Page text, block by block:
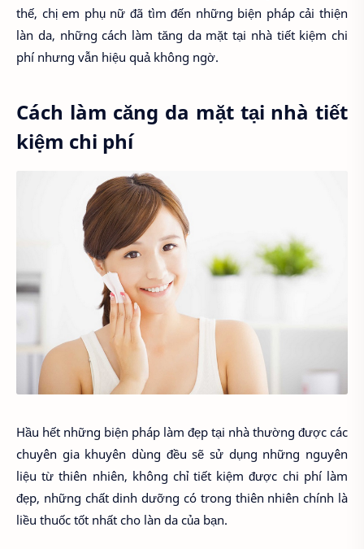
thế, chị em phụ nữ đã tìm đến những biện pháp cải thiện
làn da, những cách làm tăng da mặt tại nhà tiết kiệm chi
phí nhưng vẫn hiệu quả không ngờ.
Cách làm căng da mặt tại nhà tiết
kiệm chi phí
Hầu hết những biện pháp làm đẹp tại nhà thường được các
chuyên gia khuyên dùng đều sẽ sử dụng những nguyên
liệu từ thiên nhiên, không chỉ tiết kiệm được chi phí làm
đẹp, những chất dinh dưỡng có trong thiên nhiên chính là
liều thuốc tốt nhất cho làn da của bạn.